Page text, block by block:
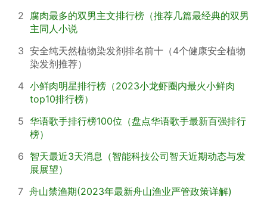
2
腐肉最多的双男主文排行榜（推荐几篇最经典的双男
主同人小说
3 安全纯天然植物染发剂排名前十（4个健康安全植物
染发剂推荐）
4 小鲜肉明星排行榜（2023小龙虾圈内最火小鲜肉
top10排行榜）
5 华语歌手排行榜100位（盘点华语歌手最新百强排行
榜）
6 智天最近3天消息（智能科技公司智天近期动态与发
展展望）
7 舟山禁渔期(2023年最新舟山渔业严管政策详解)